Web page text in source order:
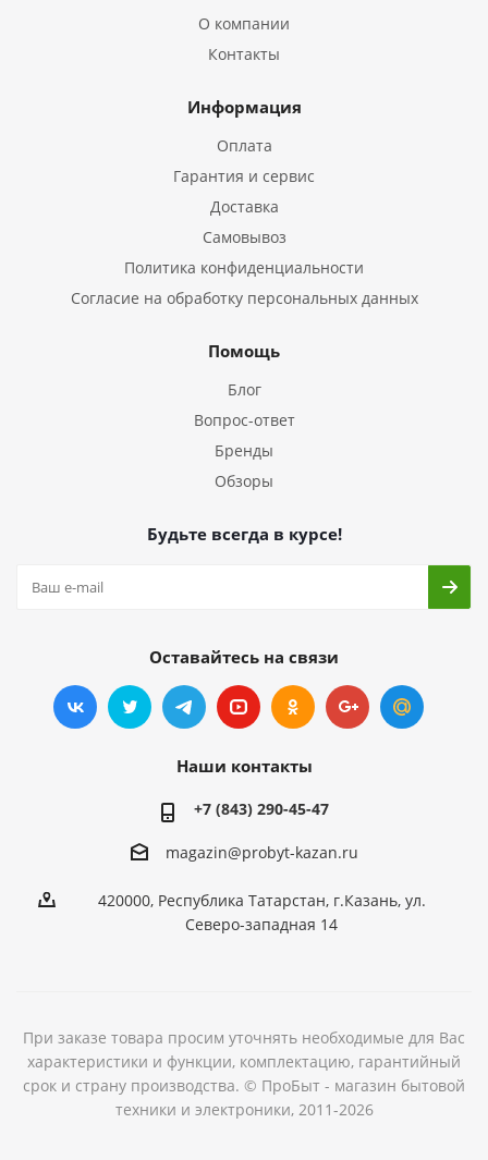
О компании
Контакты
Информация
Оплата
Гарантия и сервис
Доставка
Самовывоз
Политика конфиденциальности
Согласие на обработку персональных данных
Помощь
Блог
Вопрос-ответ
Бренды
Обзоры
Будьте всегда в курсе!
Оставайтесь на связи
Наши контакты
+7 (843) 290-45-47
magazin@probyt-kazan.ru
420000, Республика Татарстан, г.Казань, ул.
Северо-западная 14
При заказе товара просим уточнять необходимые для Вас
характеристики и функции, комплектацию, гарантийный
срок и страну производства. © ПроБыт - магазин бытовой
техники и электроники, 2011-2026